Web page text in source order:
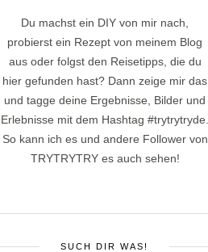
Du machst ein DIY von mir nach,
probierst ein Rezept von meinem Blog
aus oder folgst den Reisetipps, die du
hier gefunden hast? Dann zeige mir das
und tagge deine Ergebnisse, Bilder und
Erlebnisse mit dem Hashtag #trytrytryde.
So kann ich es und andere Follower von
TRYTRYTRY es auch sehen!
SUCH DIR WAS!